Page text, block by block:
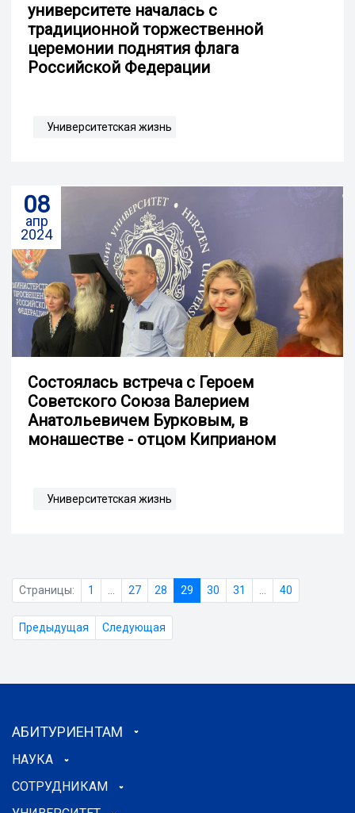
университете началась с
традиционной торжественной
церемонии поднятия флага
Российской Федерации
Университетская жизнь
08
апр
2024
Состоялась встреча с Героем
Советского Союза Валерием
Анатольевичем Бурковым, в
монашестве - отцом Киприаном
Университетская жизнь
Страницы: 1 27 28 29 30 31 40
Предыдущая Следующая
АБИТУРИЕНТАМ
НАУКА
СОТРУДНИКАМ